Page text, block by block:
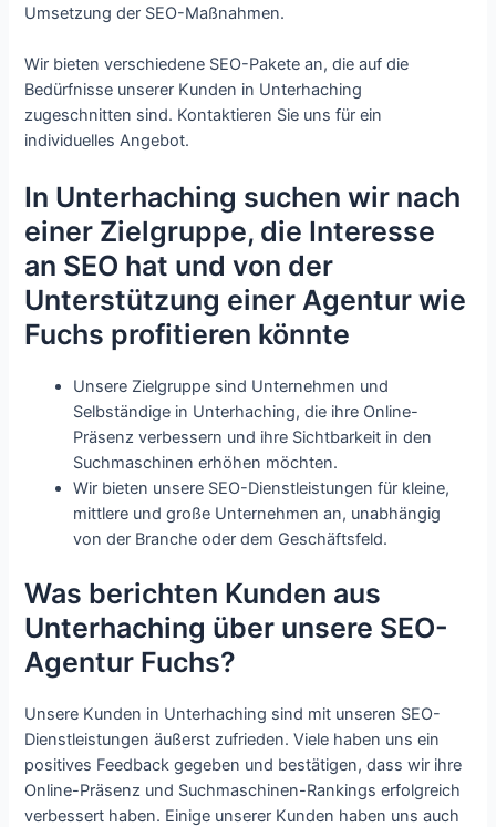
Umsetzung der SEO-Maßnahmen.
Wir bieten verschiedene SEO-Pakete an, die auf die
Bedürfnisse unserer Kunden in Unterhaching
zugeschnitten sind. Kontaktieren Sie uns für ein
individuelles Angebot.
In Unterhaching suchen wir nach
einer Zielgruppe, die Interesse
an SEO hat und von der
Unterstützung einer Agentur wie
Fuchs profitieren könnte
Unsere Zielgruppe sind Unternehmen und
Selbständige in Unterhaching, die ihre Online-
Präsenz verbessern und ihre Sichtbarkeit in den
Suchmaschinen erhöhen möchten.
Wir bieten unsere SEO-Dienstleistungen für kleine,
mittlere und große Unternehmen an, unabhängig
von der Branche oder dem Geschäftsfeld.
Was berichten Kunden aus
Unterhaching über unsere SEO-
Agentur Fuchs?
Unsere Kunden in Unterhaching sind mit unseren SEO-
Dienstleistungen äußerst zufrieden. Viele haben uns ein
positives Feedback gegeben und bestätigen, dass wir ihre
Online-Präsenz und Suchmaschinen-Rankings erfolgreich
verbessert haben. Einige unserer Kunden haben uns auch